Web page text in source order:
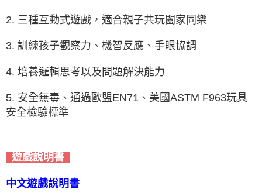
2. 三種互動式遊戲，適合親子共玩闔家同樂
3. 訓練孩子觀察力、機智反應、手眼協調
4. 培養邏輯思考以及問題解決能力
5. 安全無毒、通過歐盟EN71、美國ASTM F963玩具
安全檢驗標準
遊戲說明書
中文遊戲說明書